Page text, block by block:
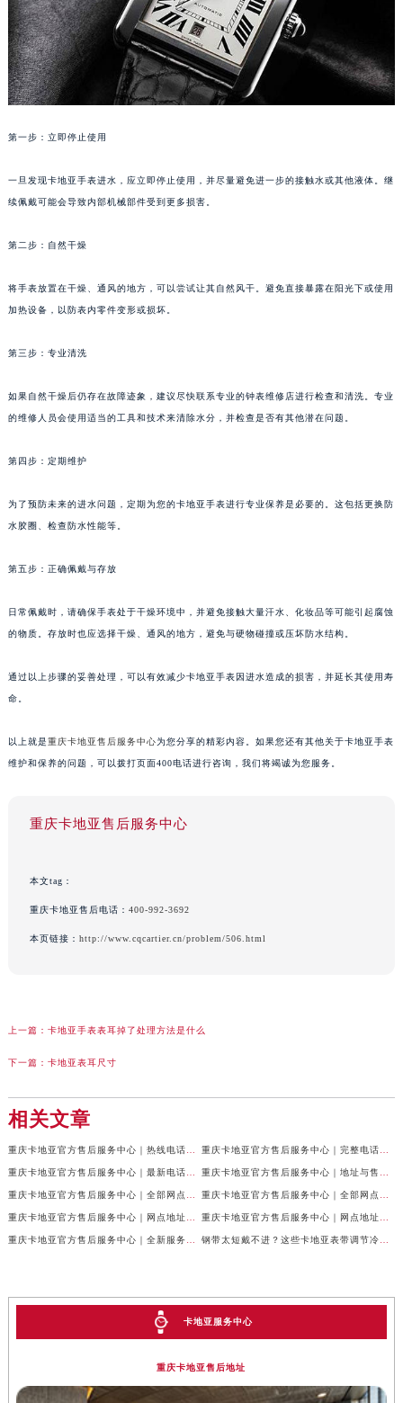
第一步：立即停止使用
一旦发现卡地亚手表进水，应立即停止使用，并尽量避免进一步的接触水或其他液体。继
续佩戴可能会导致内部机械部件受到更多损害。
第二步：自然干燥
将手表放置在干燥、通风的地方，可以尝试让其自然风干。避免直接暴露在阳光下或使用
加热设备，以防表内零件变形或损坏。
第三步：专业清洗
如果自然干燥后仍存在故障迹象，建议尽快联系专业的钟表维修店进行检查和清洗。专业
的维修人员会使用适当的工具和技术来清除水分，并检查是否有其他潜在问题。
第四步：定期维护
为了预防未来的进水问题，定期为您的卡地亚手表进行专业保养是必要的。这包括更换防
水胶圈、检查防水性能等。
第五步：正确佩戴与存放
日常佩戴时，请确保手表处于干燥环境中，并避免接触大量汗水、化妆品等可能引起腐蚀
的物质。存放时也应选择干燥、通风的地方，避免与硬物碰撞或压坏防水结构。
通过以上步骤的妥善处理，可以有效减少卡地亚手表因进水造成的损害，并延长其使用寿
命。
以上就是重庆卡地亚售后服务中心为您分享的精彩内容。如果您还有其他关于卡地亚手表
维护和保养的问题，可以拨打页面400电话进行咨询，我们将竭诚为您服务。
重庆卡地亚售后服务中心
本文tag：
重庆卡地亚售后电话： 400-992-3692
本页链接： http://www.cqcartier.cn/problem/506.html
上一篇： 卡地亚手表表耳掉了处理方法是什么
下一篇： 卡地亚表耳尺寸
相关文章
卡地亚服务中心
重庆卡地亚售后地址